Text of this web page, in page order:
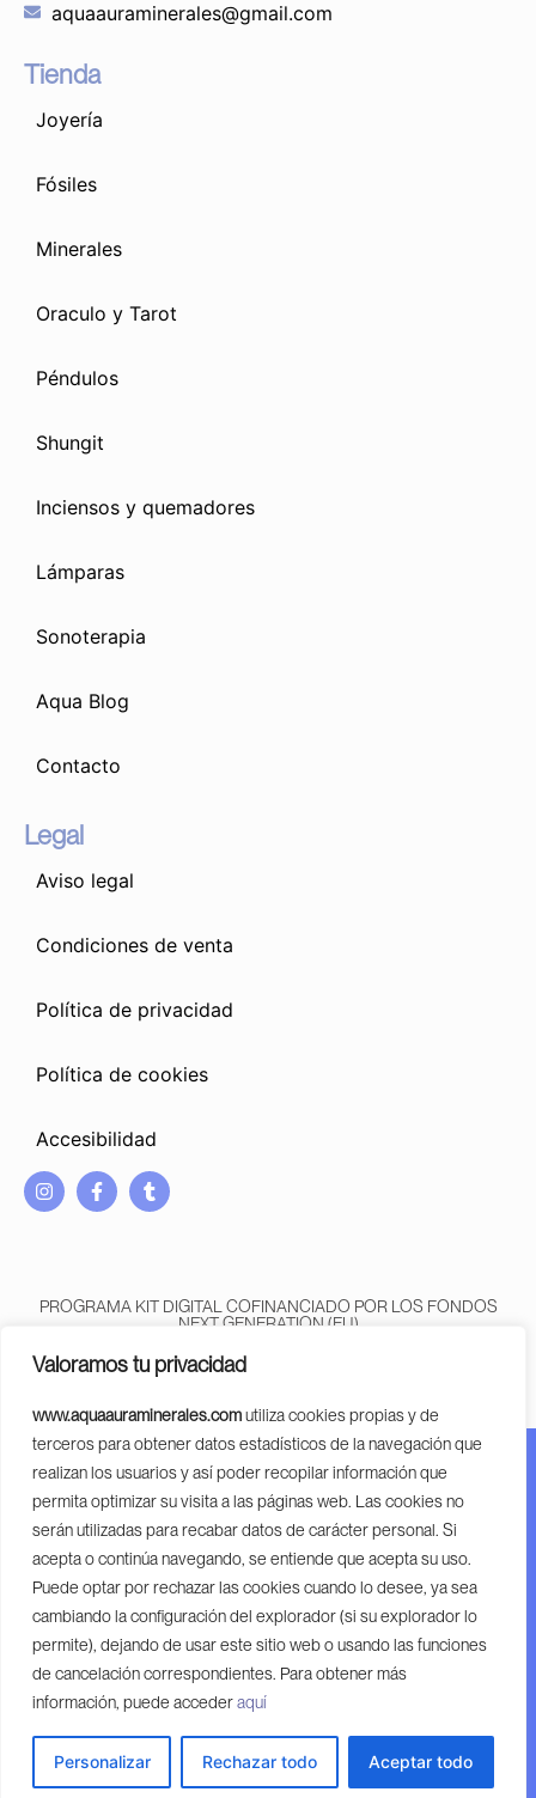
Valoramos tu privacidad
www.aquaauraminerales.comutiliza cookies propias y de
terceros para obtener datos estadísticos de la navegación que
realizan los usuarios y así poder recopilar información que
permita optimizar su visita a las páginas web. Las cookies no
serán utilizadas para recabar datos de carácter personal. Si
acepta o continúa navegando, se entiende que acepta su uso.
Puede optar por rechazar las cookies cuando lo desee, ya sea
cambiando la configuración del explorador (si su explorador lo
permite), dejando de usar este sitio web o usando las funciones
de cancelación correspondientes. Para obtener más
información, puede accederaquí
Personalizar Rechazar todo Aceptar todo
aquaauraminerales@gmail.com
Tienda
Joyería
Fósiles
Minerales
Oraculo y Tarot
Péndulos
Shungit
Inciensos y quemadores
Lámparas
Sonoterapia
Aqua Blog
Contacto
Legal
Aviso legal
Condiciones de venta
Política de privacidad
Política de cookies
Accesibilidad
I
n
g
a
m
F
a
o
-
T
u
r
PROGRAMA KIT DIGITAL COFINANCIADO POR LOS FONDOS
NEXT GENERATION (EU)
Financiado por la Unión Europea – Next Generation EU.
Financiado por la Unión Europea – Next Generation EU.
Sin embargo, los puntos de vista y las opiniones
expresadas son únicamente los del autor o autores y no
reflejan necesariamente los de la Unión Europea o la
Comisión Europea. Ni la Unión Europea ni la Comisión
Europea pueden ser considerables de las mismas.
© Copyright 2024 Aqua Quartz Minerales